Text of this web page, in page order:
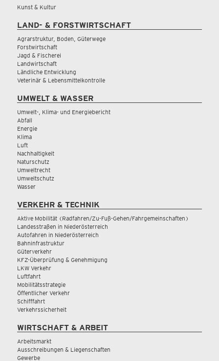
Kunst & Kultur
LAND- & FORSTWIRTSCHAFT
Agrarstruktur, Boden, Güterwege
Forstwirtschaft
Jagd & Fischerei
Landwirtschaft
Ländliche Entwicklung
Veterinär & Lebensmittelkontrolle
UMWELT & WASSER
Umwelt-, Klima- und Energiebericht
Abfall
Energie
Klima
Luft
Nachhaltigkeit
Naturschutz
Umweltrecht
Umweltschutz
Wasser
VERKEHR & TECHNIK
Aktive Mobilität (Radfahren/Zu-Fuß-Gehen/Fahrgemeinschaften)
Landesstraßen in Niederösterreich
Autofahren in Niederösterreich
Bahninfrastruktur
Güterverkehr
KFZ-Überprüfung & Genehmigung
LKW Verkehr
Luftfahrt
Mobilitätsstrategie
Öffentlicher Verkehr
Schifffahrt
Verkehrssicherheit
WIRTSCHAFT & ARBEIT
Arbeitsmarkt
Ausschreibungen & Liegenschaften
Gewerbe